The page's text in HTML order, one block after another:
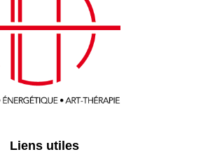
Liens utiles